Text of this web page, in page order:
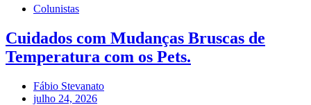
Colunistas
Cuidados com Mudanças Bruscas de
Temperatura com os Pets.
Fábio Stevanato
julho 24, 2026